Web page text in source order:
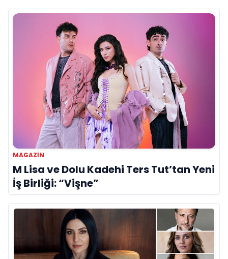
MAGAZİN
M Lisa ve Dolu Kadehi Ters Tut’tan Yeni
İş Birliği: “Vişne”